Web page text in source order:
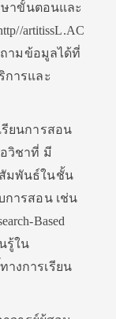
ษาขั้นตอนและ
artitissL.AC
บถามข้อมูลได้ที่
การและ
ยนการสอน
วิชาที่ มี
มพันธ์ในชั้น
การสอน เช่น
Based
รู้ใน
งการเรียน